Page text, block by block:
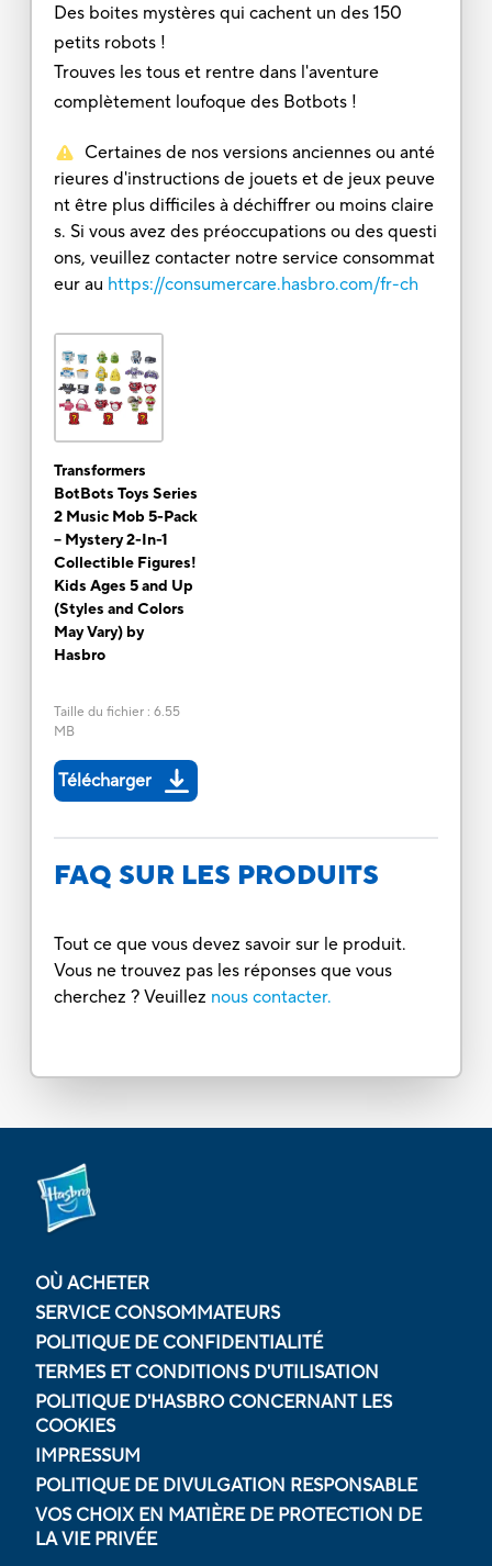
Des boites mystères qui cachent un des 150
petits robots !
Trouves les tous et rentre dans l'aventure
complètement loufoque des Botbots !
Certaines de nos versions anciennes ou anté
rieures d'instructions de jouets et de jeux peuve
nt être plus difficiles à déchiffrer ou moins claire
s. Si vous avez des préoccupations ou des questi
ons, veuillez contacter notre service consommat
eur au https://consumercare.hasbro.com/fr-ch
Transformers
BotBots Toys Series
2 Music Mob 5-Pack
– Mystery 2-In-1
Collectible Figures!
Kids Ages 5 and Up
(Styles and Colors
May Vary) by
Hasbro
Taille du fichier: 6.55
MB
Télécharger
FAQ SUR LES PRODUITS
Tout ce que vous devez savoir sur le produit.
Vous ne trouvez pas les réponses que vous
cherchez ? Veuillez nous contacter.
OÙ ACHETER
SERVICE CONSOMMATEURS
POLITIQUE DE CONFIDENTIALITÉ
TERMES ET CONDITIONS D'UTILISATION
POLITIQUE D'HASBRO CONCERNANT LES
COOKIES
IMPRESSUM
POLITIQUE DE DIVULGATION RESPONSABLE
VOS CHOIX EN MATIÈRE DE PROTECTION DE
LA VIE PRIVÉE